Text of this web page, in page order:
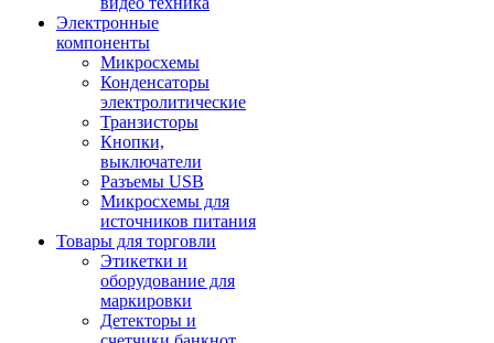
Электронные
компоненты
Микросхемы
Конденсаторы
электролитические
Транзисторы
Кнопки,
выключатели
Разъемы USB
Микросхемы для
источников питания
Товары для торговли
Этикетки и
оборудование для
маркировки
Детекторы и